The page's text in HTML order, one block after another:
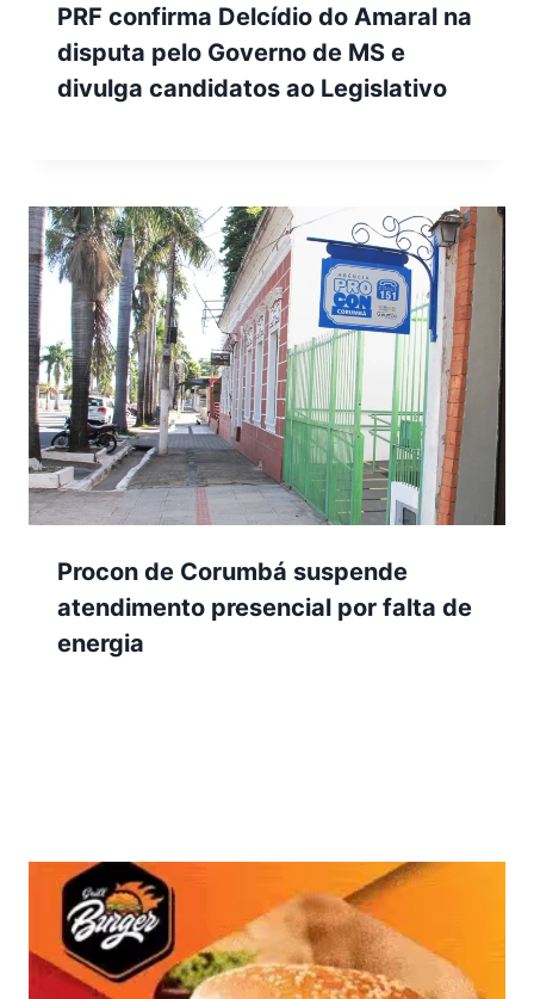
PRF confirma Delcídio do Amaral na
disputa pelo Governo de MS e
divulga candidatos ao Legislativo
Procon de Corumbá suspende
atendimento presencial por falta de
energia